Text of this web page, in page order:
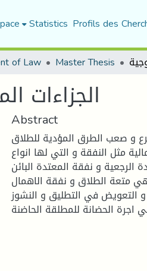
Statistics Profils des
of Law Master Thesis
الجزاءات
Abstract
و صعب الطرق المؤدية للطلاق.
مثل النفقة و التي لها انواع
و نفقة المعتدة البائن
متعة الطلاق و نفقة الاهمال.
التعويض في التطليق و النشوز
اجرة الحضانة للمطلقة الحاضنة.